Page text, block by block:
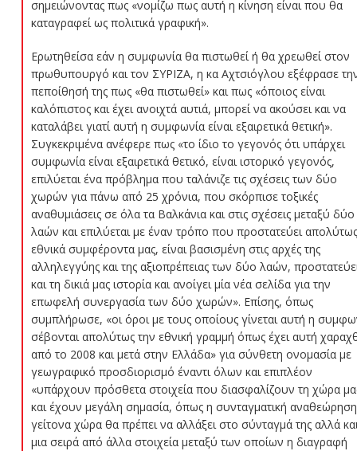
σημειώνοντας πως «νομίζω πως αυτή η κίνηση είναι που θα
καταγραφεί ως πολιτικά γραφική».
Ερωτηθείσα εάν η συμφωνία θα πιστωθεί ή θα χρεωθεί στον
πρωθυπουργό και τον ΣΥΡΙΖΑ, η κα Αχτσιόγλου εξέφρασε
πεποίθησή της πως «θα πιστωθεί» και πως «όποιος είναι
καλόπιστος και έχει ανοιχτά αυτιά, μπορεί να ακούσει και να
καταλάβει γιατί αυτή η συμφωνία είναι εξαιρετικά θετική».
Συγκεκριμένα ανέφερε πως «το ίδιο το γεγονός ότι υπάρχει
συμφωνία είναι εξαιρετικά θετικό, είναι ιστορικό γεγονός,
επιλύεται ένα πρόβλημα που ταλάνιζε τις σχέσεις των δύο
χωρών για πάνω από 25 χρόνια, που σκόρπισε τοξικές
αναθυμιάσεις σε όλα τα Βαλκάνια και στις σχέσεις μεταξύ δύο
λαών και επιλύεται με έναν τρόπο που προστατεύει
εθνικά συμφέροντα μας, είναι βασισμένη στις αρχές της
αλληλεγγύης και της αξιοπρέπειας των δύο λαών,
και τη δικιά μας ιστορία και ανοίγει μία νέα σελίδα για την
επωφελή συνεργασία των δύο χωρών». Επίσης, όπως
συμπλήρωσε, «οι όροι με τους οποίους γίνεται αυτή η
σέβονται απολύτως την εθνική γραμμή όπως έχει αυτή
από το 2008 και μετά στην Ελλάδα» για σύνθετη ονομασία με
γεωγραφικό προσδιορισμό έναντι όλων και επιπλέον
«υπάρχουν πρόσθετα στοιχεία που διασφαλίζουν τη χώρα
και έχουν μεγάλη σημασία, όπως η συνταγματική
γείτονα χώρα θα πρέπει να αλλάξει στο σύνταγμά της αλλά
μια σειρά από άλλα στοιχεία μεταξύ των οποίων η διαγραφή